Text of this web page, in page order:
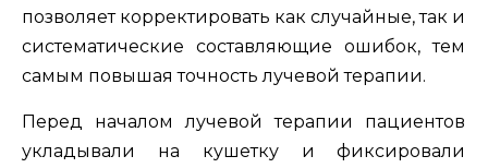
позволяет корректировать как случайные, так и
систематические составляющие ошибок, тем
самым повышая точность лучевой терапии.
Перед началом лучевой терапии пациентов
укладывали на кушетку и фиксировали